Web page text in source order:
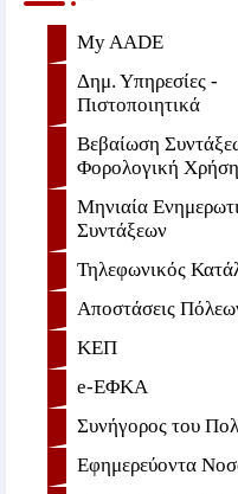
My AADE
Δημ. Υπηρεσίες -
Πιστοποιητικά
Βεβαίωση
Φορολογική
Μηνιαία
Συντάξεων
Τηλεφωνικός
Αποστάσεις
ΚΕΠ
e-ΕΦKA
Συνήγορος του
Εφημερεύοντα